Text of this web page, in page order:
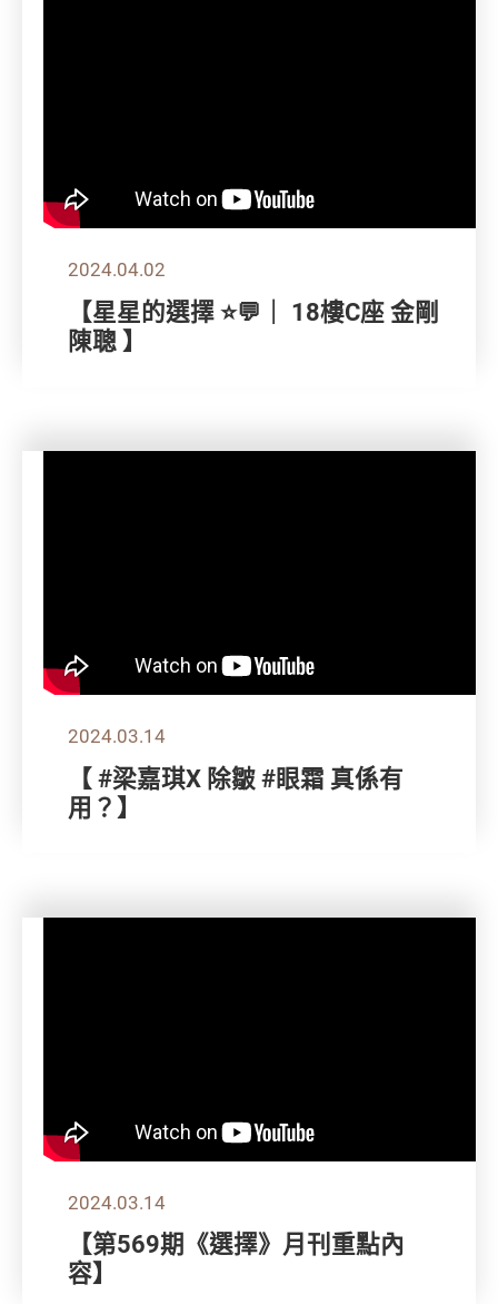
2024.04.02
【星星的選擇 ⭐💬｜ 18樓C座 金剛
陳聰 】
2024.03.14
【 #梁嘉琪X 除皺 #眼霜 真係有
用？】
2024.03.14
【第569期《選擇》月刊重點內
容】